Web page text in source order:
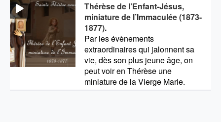
Thérèse de l’Enfant-Jésus,
miniature de l’Immaculée (1873-
1877).
Par les évènements
extraordinaires qui jalonnent sa
vie, dès son plus jeune âge, on
peut voir en Thérèse une
miniature de la Vierge Marie.